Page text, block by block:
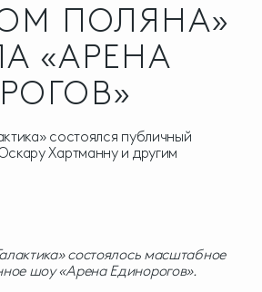
ПОЛЯНА»
«АРЕНА
состоялся публичный
Хартманну и другим
состоялось масштабное
шоу «Арена Единорогов».